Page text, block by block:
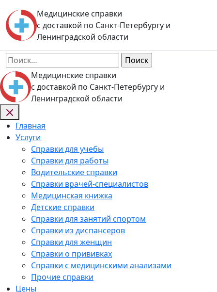
to
content
Медицинские справки
с доставкой по Санкт-Петербургу и
Ленинградской области
Найти:
Медицинские справки
с доставкой по Санкт-Петербургу и
Ленинградской области
Главная
Услуги
Справки для учебы
Справки для работы
Водительские справки
Справки врачей-специалистов
Медицинская книжка
Детские справки
Справки для занятий спортом
Справки из диспансеров
Справки для женщин
Справки о прививках
Справки с медицинскими анализами
Прочие справки
Цены